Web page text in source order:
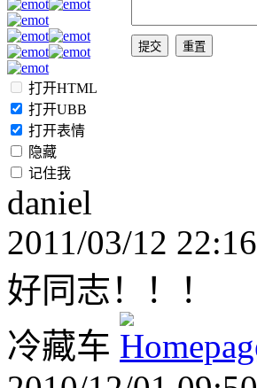
打开HTML
打开UBB
打开表情
隐藏
记住我
daniel
2011/03/12 22:16
好同志！！！
冷藏车